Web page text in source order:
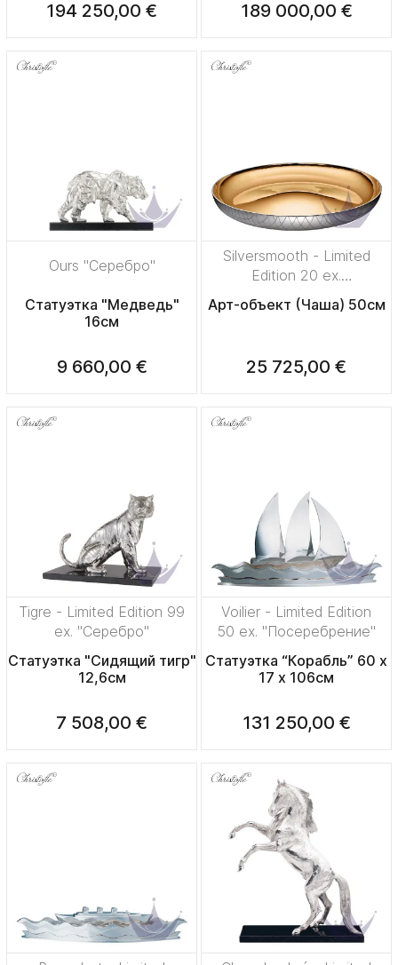
194 250,00 € 189 000,00 €
Ours "Серебро"
Статуэтка "Медведь"
16см
9 660,00 €
Silversmooth - Limited
Edition 20 ex.
"Посеребрение +
позолота"
Арт-объект (Чаша) 50см
25 725,00 €
Tigre - Limited Edition 99
ex. "Серебро"
Статуэтка "Сидящий тигр"
12,6см
7 508,00 €
Voilier - Limited Edition
50 ex. "Посеребрение"
Статуэтка “Корабль” 60 x
17 x 106см
131 250,00 €